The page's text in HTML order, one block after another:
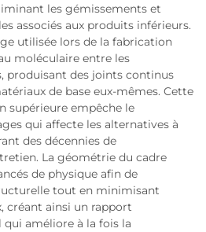
les gémissements et
associés aux produits inférieurs.
utilisée lors de la fabrication
moléculaire entre les
produisant des joints continus
de base eux-mêmes. Cette
supérieure empêche le
qui affecte les alternatives à
des décennies de
La géométrie du cadre
de physique afin de
tout en minimisant
créant ainsi un rapport
améliore à la fois la